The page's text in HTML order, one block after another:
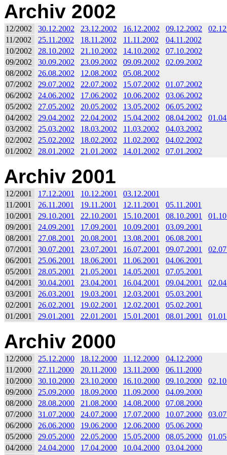
Archiv 2002
12/2002 30.12.2002 23.12.2002 16.12.2002 09.12.2002
11/2002
25.11.2002 18.11.2002 11.11.2002
04.11.2002
10/2002
28.10.2002 21.10.2002 14.10.2002
07.10.2002
09/2002
30.09.2002 23.09.2002 09.09.2002
02.09.2002
08/2002
26.08.2002 12.08.2002
05.08.2002
07/2002
29.07.2002 22.07.2002 15.07.2002
01.07.2002
06/2002
24.06.2002 17.06.2002 10.06.2002
03.06.2002
05/2002
27.05.2002 20.05.2002 13.05.2002
06.05.2002
04/2002
29.04.2002 22.04.2002 15.04.2002 08.04.2002
03/2002
25.03.2002 18.03.2002 11.03.2002
04.03.2002
02/2002
25.02.2002 18.02.2002 11.02.2002
04.02.2002
01/2002
28.01.2002 21.01.2002 14.01.2002 07.01.2002
Archiv 2001
12/2001 17.12.2001 10.12.2001
03.12.2001
11/2001
26.11.2001 19.11.2001 12.11.2001
05.11.2001
10/2001
29.10.2001 22.10.2001 15.10.2001 08.10.2001
09/2001
24.09.2001 17.09.2001 10.09.2001
03.09.2001
08/2001
27.08.2001 20.08.2001 13.08.2001
06.08.2001
07/2001
30.07.2001 23.07.2001 16.07.2001 09.07.2001
06/2001
25.06.2001 18.06.2001 11.06.2001
04.06.2001
05/2001
28.05.2001 21.05.2001 14.05.2001
07.05.2001
04/2001
30.04.2001 23.04.2001 16.04.2001 09.04.2001
03/2001
26.03.2001 19.03.2001 12.03.2001
05.03.2001
02/2001
26.02.2001 19.02.2001 12.02.2001
05.02.2001
01/2001
29.01.2001 22.01.2001 15.01.2001 08.01.2001
Archiv 2000
12/2000 25.12.2000 18.12.2000 11.12.2000
04.12.2000
11/2000
27.11.2000 20.11.2000 13.11.2000
06.11.2000
10/2000
30.10.2000 23.10.2000 16.10.2000 09.10.2000
09/2000
25.09.2000 18.09.2000 11.09.2000
04.09.2000
08/2000
28.08.2000 21.08.2000 14.08.2000
07.08.2000
07/2000
31.07.2000 24.07.2000 17.07.2000 10.07.2000
06/2000
26.06.2000 19.06.2000 12.06.2000
05.06.2000
05/2000
29.05.2000 22.05.2000 15.05.2000 08.05.2000
04/2000
24.04.2000 17.04.2000 10.04.2000
03.04.2000